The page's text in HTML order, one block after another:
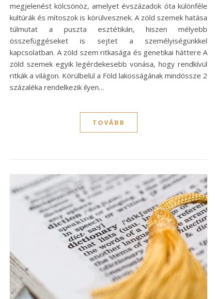
megjelenést kölcsönöz, amelyet évszázadok óta különféle
kultúrák és mítoszok is körülvesznek. A zöld szemek hatása
túlmutat a puszta esztétikán, hiszen mélyebb
összefüggéseket is sejtet a személyiségünkkel
kapcsolatban. A zöld szem ritkasága és genetikai háttere A
zöld szemek egyik legérdekesebb vonása, hogy rendkívül
ritkák a világon. Körülbelül a Föld lakosságának mindössze 2
százaléka rendelkezik ilyen…
TOVÁBB